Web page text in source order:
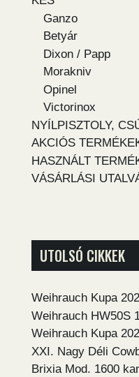
Ganzo
Betyár
Dixon / Papp
Morakniv
Opinel
Victorinox
NYÍLPISZTOLY,
AKCIÓS
HASZNÁLT
VÁSÁRLÁSI
UTOLSÓ CIKKEK
Weihrauch Kupa
Weihrauch HW50S
Weihrauch Kupa
XXI. Nagy Déli
Brixia Mod. 1600